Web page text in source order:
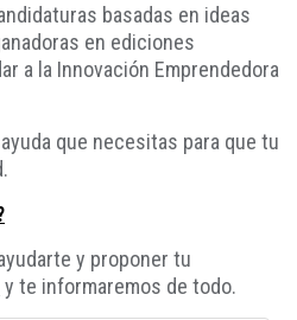
basadas en ideas
en ediciones
a la Innovación Emprendedora
que necesitas para que tu
y proponer tu
y te informaremos de todo.